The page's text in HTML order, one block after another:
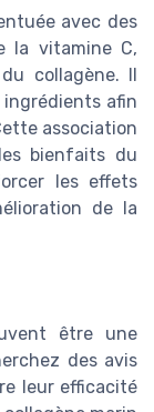
avec des
la vitamine C,
collagène. Il
afin
association
bienfaits du
les effets
de la
être une
des avis
leur efficacité